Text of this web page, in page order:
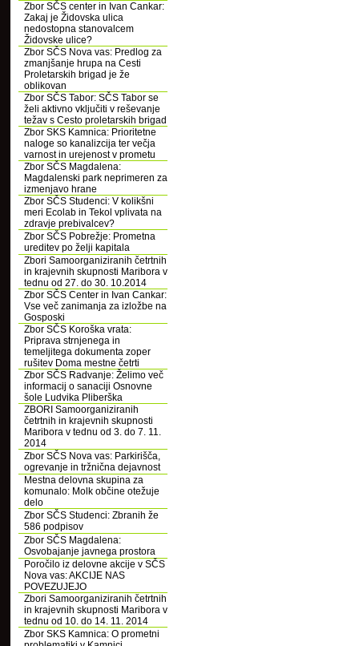
Zbor SČS center in Ivan Cankar:
Zakaj je Židovska ulica
nedostopna stanovalcem
Židovske ulice?
Zbor SČS Nova vas: Predlog za
zmanjšanje hrupa na Cesti
Proletarskih brigad je že
oblikovan
Zbor SČS Tabor: SČS Tabor se
želi aktivno vključiti v reševanje
težav s Cesto proletarskih brigad
Zbor SKS Kamnica: Prioritetne
naloge so kanalizcija ter večja
varnost in urejenost v prometu
Zbor SČS Magdalena:
Magdalenski park neprimeren za
izmenjavo hrane
Zbor SČS Studenci: V kolikšni
meri Ecolab in Tekol vplivata na
zdravje prebivalcev?
Zbor SČS Pobrežje: Prometna
ureditev po želji kapitala
Zbori Samoorganiziranih četrtnih
in krajevnih skupnosti Maribora v
tednu od 27. do 30. 10.2014
Zbor SČS Center in Ivan Cankar:
Vse več zanimanja za izložbe na
Gosposki
Zbor SČS Koroška vrata:
Priprava strnjenega in
temeljitega dokumenta zoper
rušitev Doma mestne četrti
Zbor SČS Radvanje: Želimo več
informacij o sanaciji Osnovne
šole Ludvika Pliberška
ZBORI Samoorganiziranih
četrtnih in krajevnih skupnosti
Maribora v tednu od 3. do 7. 11.
2014
Zbor SČS Nova vas: Parkirišča,
ogrevanje in tržnična dejavnost
Mestna delovna skupina za
komunalo: Molk občine otežuje
delo
Zbor SČS Studenci: Zbranih že
586 podpisov
Zbor SČS Magdalena:
Osvobajanje javnega prostora
Poročilo iz delovne akcije v SČS
Nova vas: AKCIJE NAS
POVEZUJEJO
Zbori Samoorganiziranih četrtnih
in krajevnih skupnosti Maribora v
tednu od 10. do 14. 11. 2014
Zbor SKS Kamnica: O prometni